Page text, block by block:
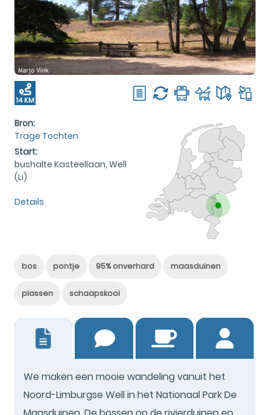
14 KM
Bron:
Trage Tochten
Start:
bushalte Kasteellaan, Well
(Li)
Details
bos pontje 95% onverhard maasduinen
plassen schaapskooi
We maken een mooie wandeling vanuit het
Noord-Limburgse Well in het Nationaal Park De